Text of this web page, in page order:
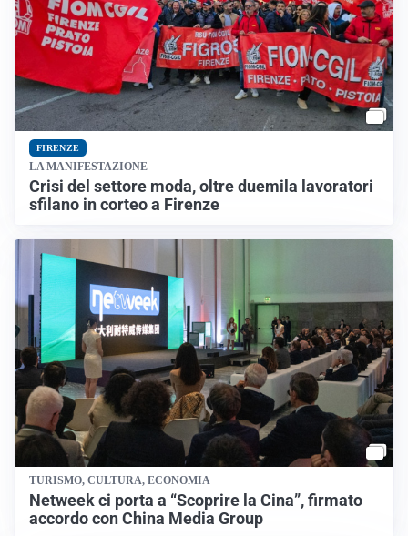
FIRENZE
LA MANIFESTAZIONE
Crisi del settore moda, oltre duemila lavoratori
sfilano in corteo a Firenze
TURISMO, CULTURA, ECONOMIA
Netweek ci porta a “Scoprire la Cina”, firmato
accordo con China Media Group